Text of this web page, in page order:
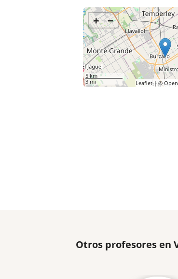
+ −
5 km
3 mi
Leaflet| ©
Otros profesores en